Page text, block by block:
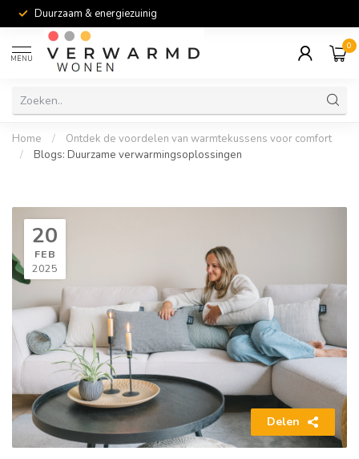
Duurzaam & energiezuinig
MENU
0
Home /
Ontdek de voordelen van warmtekussens voor comfort
/
Blogs: Duurzame verwarmingsoplossingen
20
FEB
2025
Delen